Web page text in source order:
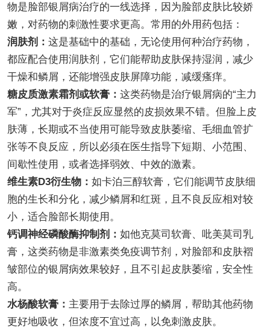
物是脸部银屑病治疗的一线选择，因为脸部皮肤比较娇
嫩，对药物的刺激性要求更高。常用的外用药包括：
润肤剂： 这是基础中的基础，无论使用何种治疗药物，
都应配合使用润肤剂，它们能帮助皮肤保持湿润，减少
干燥和鳞屑，还能增强皮肤屏障功能，减缓瘙痒。
糖皮质激素霜剂或软膏： 这类药物是治疗银屑病的“主力
军”，尤其对于炎症反应显然的皮损效果不错。但脸上皮
肤薄，长期或不当使用可能导致皮肤萎缩、毛细血管扩
张等不良反应，所以必须在医生指导下短期、小范围、
间歇性使用，或者选择弱效、中效的激素。
维生素D3衍生物： 如卡泊三醇软膏，它们能调节皮肤细
胞的生长和分化，减少鳞屑和红斑，且不良反应相对较
小，适合脸部长期使用。
钙调神经磷酸酶抑制剂： 如他克莫司软膏、吡美莫司乳
膏，这类药物是非激素类免疫调节剂，对脸部和皮肤褶
皱部位的银屑病效果较好，且不引起皮肤萎缩，安全性
高。
水杨酸软膏： 主要用于去除过厚的鳞屑，帮助其他药物
更好地吸收，但浓度不宜过高，以免刺激皮肤。